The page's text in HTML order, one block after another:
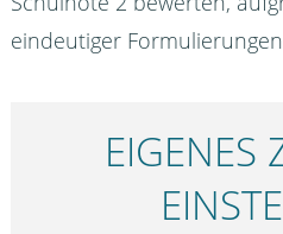
eindeutiger
EIGENES